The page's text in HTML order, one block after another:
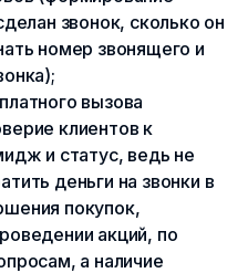
звонок, сколько он
номер звонящего и
вызова
клиентов к
и статус, ведь не
деньги на звонки в
покупок,
акций, по
а наличие